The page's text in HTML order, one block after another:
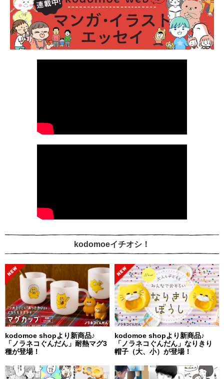
kodomoeイチオシ！
kodomoe shopより新商品♪
「ノラネコぐんだん」耐熱マグ3
種が登場！
kodomoe shopより新商品♪
「ノラネコぐんだん」なりきり
帽子（大、小）が登場！